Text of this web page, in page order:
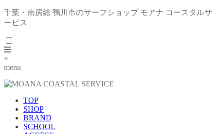
千葉・南房総 鴨川市のサーフショップ モアナ コースタルサ
ービス
×
menu
TOP
SHOP
BRAND
SCHOOL